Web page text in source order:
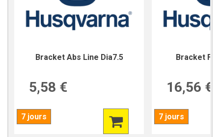
Bracket Abs Line Dia7.5
5,58 €
7 jours
Bracket
16,56 €
7 jours